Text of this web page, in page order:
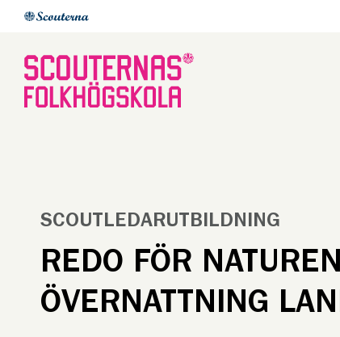
SCOUTLEDARUTBILDNING
REDO FÖR
ÖVERNATTNING